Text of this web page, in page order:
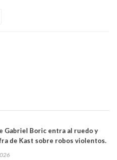
Gabriel Boric entra al ruedo y
de Kast sobre robos violentos.